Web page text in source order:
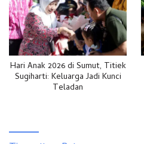
Hari Anak 2026 di Sumut, Titiek
Sugiharti: Keluarga Jadi Kunci
Teladan